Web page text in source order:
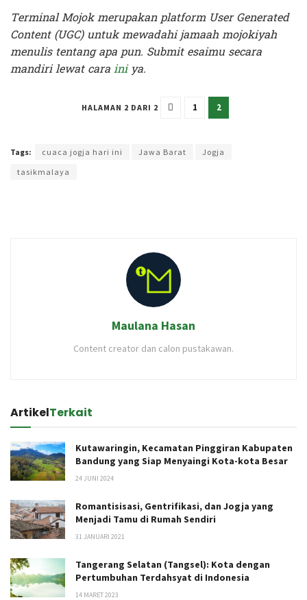
Terminal Mojok merupakan platform User Generated
Content (UGC) untuk mewadahi jamaah mojokiyah
menulis tentang apa pun. Submit esaimu secara
mandiri lewat carainiya.
HALAMAN 2 DARI 2 1 2
Tags: cuaca jogja hari ini Jawa Barat
Jogja
tasikmalaya
Maulana Hasan
Content creator dan calon pustakawan.
ArtikelTerkait
Kutawaringin, Kecamatan Pinggiran Kabupaten
Bandung yang Siap Menyaingi Kota-kota Besar
24 JUNI 2024
Romantisisasi, Gentrifikasi, dan Jogja yang
Menjadi Tamu di Rumah Sendiri
31 JANUARI 2021
Tangerang Selatan (Tangsel): Kota dengan
Pertumbuhan Terdahsyat di Indonesia
14 MARET 2023